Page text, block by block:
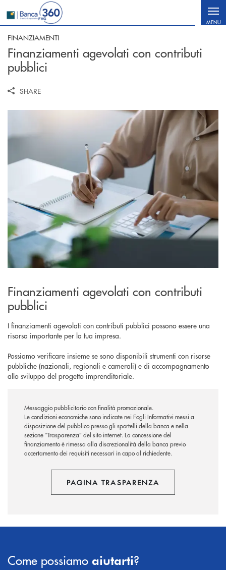
Salta al contenuto principale
MENU
FINANZIAMENTI
Finanziamenti agevolati con contributi
pubblici
SHARE
Finanziamenti agevolati con contributi
pubblici
I finanziamenti agevolati con contributi pubblici possono essere una
risorsa importante per la tua impresa.
Possiamo verificare insieme se sono disponibili strumenti con risorse
pubbliche (nazionali, regionali e camerali) e di accompagnamento
allo sviluppo del progetto imprenditoriale.
Messaggio pubblicitario con finalità promozionale.
Le condizioni economiche sono indicate nei Fogli Informativi messi a
disposizione del pubblico presso gli sportelli della banca e nella
sezione “Trasparenza” del sito internet.La concessione del
finanziamento è rimessa alla discrezionalità della banca previo
accertamento dei requisiti necessari in capo al richiedente.
PAGINA TRASPARENZA
Come possiamo aiutarti?